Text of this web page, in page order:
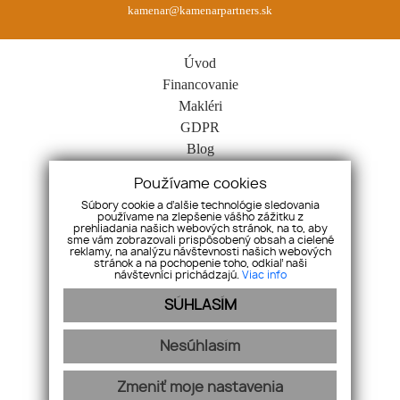
kamenar@kamenarpartners.sk
Úvod
Financovanie
Makléri
GDPR
Blog
Kontakt
Cookies
Nehnuteľnosti
Byty
Domy
Pozemky
Komerčné objekty
Ostatné
Používame cookies
Súbory cookie a ďalšie technológie sledovania
používame na zlepšenie vášho zážitku z
prehliadania našich webových stránok, na to, aby
sme vám zobrazovali prispôsobený obsah a cielené
reklamy, na analýzu návštevnosti našich webových
stránok a na pochopenie toho, odkiaľ naši
návštevníci prichádzajú. Viac info
SÚHLASÍM
Nesúhlasím
Zmeniť moje nastavenia